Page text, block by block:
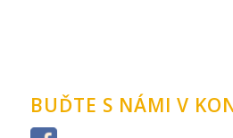
BUĎTE S NÁMI V